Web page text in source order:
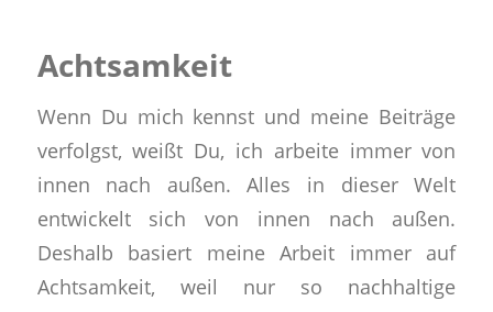
Achtsamkeit
Wenn Du mich kennst und meine Beiträge
verfolgst, weißt Du, ich arbeite immer von
innen nach außen. Alles in dieser Welt
entwickelt sich von innen nach außen.
Deshalb basiert meine Arbeit immer auf
Achtsamkeit, weil nur so nachhaltige